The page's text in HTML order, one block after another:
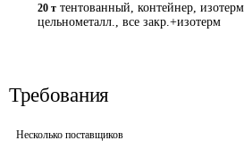
20 т тентованный, контейнер,
цельнометалл., все закр.+изотерм
Требования
Несколько поставщиков